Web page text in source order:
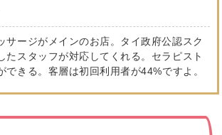
サージがメインのお店。タイ政府公認スク
たスタッフが対応してくれる。セラピスト
できる。客層は初回利用者が44%ですよ。